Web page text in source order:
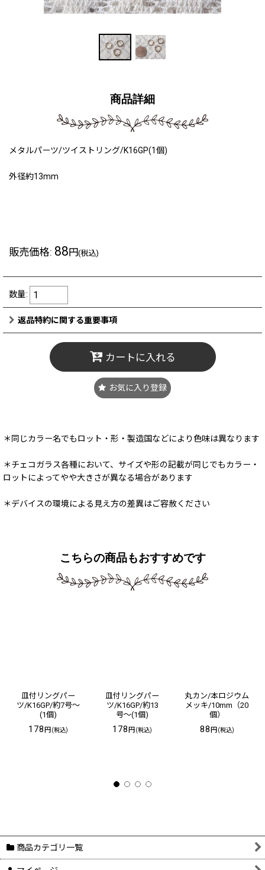
商品詳細
メタルパーツ/ツイストリング/K16GP(1個)
外径約13mm
販売価格: 88円(税込)
数量:
返品特約に関する重要事項
カートに入れる
お気に入り登録
＊同じカラー名でもロット・形・製造国などにより色味は異なります
＊チェコガラス各種において、サイズや形の記載が同じでもカラー・
ロットによってやや大きさが異なる場合があります
＊デバイスの環境による見え方の差異はご容赦ください
こちらの商品もおすすめです
皿付リングパー
ツ/K16GP/約7号〜
(1個)
178円(税込)
皿付リングパー
ツ/K16GP/約13
号〜(1個)
178円(税込)
丸カン/本ロジウム
メッキ/10mm（20
個）
88円(税込)
商品カテゴリ一覧